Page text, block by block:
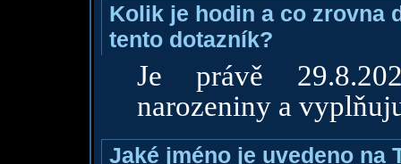
Kolik je hodin a co zrovna
tento dotazník?
Je právě
narozeniny a
Jaké jméno je uvedeno na